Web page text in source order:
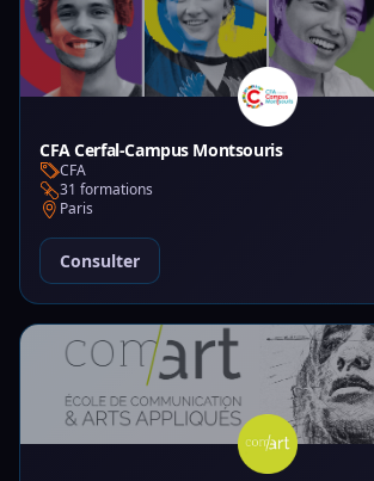
CFA Cerfal-Campus Montsouris
CFA
31 formations
Paris
Consulter